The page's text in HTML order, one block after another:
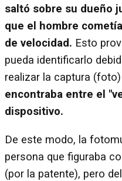
saltó sobre su dueño
que el hombre
de velocidad. Esto
pueda identificarlo
realizar la captura (foto)
encontraba entre el
dispositivo.
De este modo, la
persona que figuraba
(por la patente), pero